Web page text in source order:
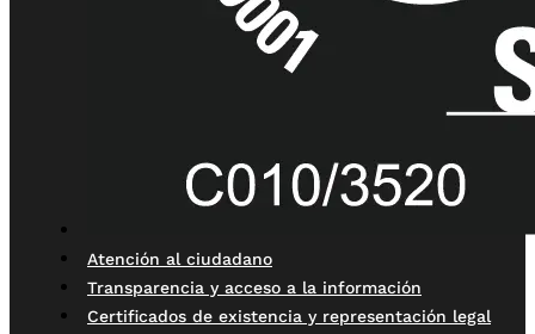
Atención al ciudadano
Transparencia y acceso a la información
Certificados de existencia y representación legal